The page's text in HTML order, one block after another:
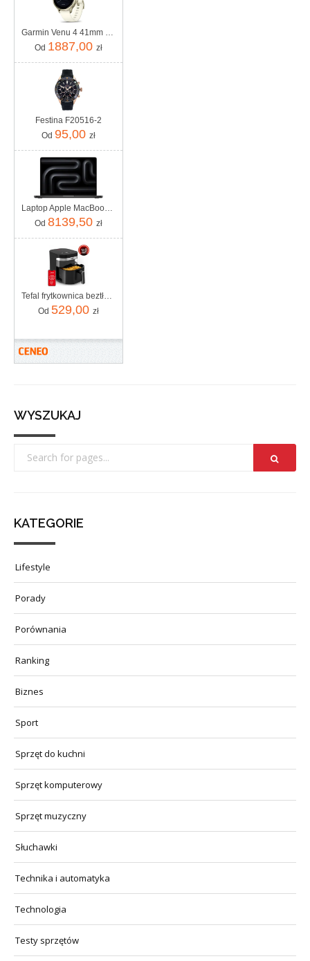
Od 1887,00 zł
Festina F20516-2
Od 95,00 zł
Od 8139,50 zł
Od 529,00 zł
WYSZUKAJ
KATEGORIE
Lifestyle
Porady
Porównania
Ranking
Biznes
Sport
Sprzęt do kuchni
Sprzęt komputerowy
Sprzęt muzyczny
Słuchawki
Technika i automatyka
Technologia
Testy sprzętów